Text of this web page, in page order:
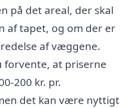
på det areal, der skal
af tapet, og om der er
af væggene.
forvente, at priserne
200 kr. pr.
det kan være nyttigt